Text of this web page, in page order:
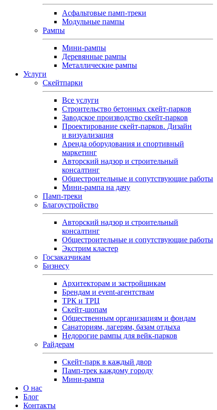
Асфальтовые памп‑треки
Модульные пампы
Рампы
Мини-рампы
Деревянные рампы
Металлические рампы
Услуги
Скейтпарки
Все услуги
Строительство бетонных скейт-парков
Заводское производство скейт-парков
Проектирование скейт-парков. Дизайн
и визуализация
Аренда оборудования и спортивный
маркетинг
Авторский надзор и строительный
консалтинг
Общестроительные и сопутствующие работы
Мини-рампа на дачу
Памп‑треки
Благоустройство
Авторский надзор и строительный
консалтинг
Общестроительные и сопутствующие работы
Экстрим кластер
Госзаказчикам
Бизнесу
Архитекторам и застройщикам
Брендам и event-агентствам
ТРК и ТРЦ
Скейт-шопам
Общественным организациям и фондам
Санаториям, лагерям, базам отдыха
Недорогие рампы для вейк-парков
Райдерам
Скейт-парк в каждый двор
Памп-трек каждому городу
Мини-рампа
О нас
Блог
Контакты